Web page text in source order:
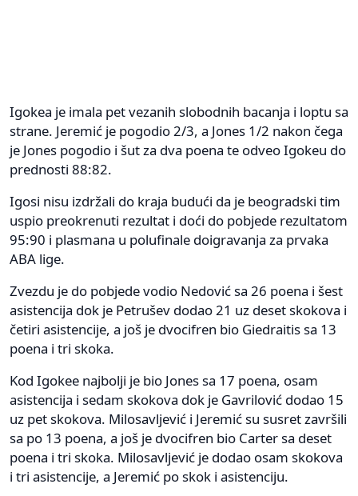
Igokea je imala pet vezanih slobodnih bacanja i loptu sa
strane. Jeremić je pogodio 2/3, a Jones 1/2 nakon čega
je Jones pogodio i šut za dva poena te odveo Igokeu do
prednosti 88:82.
Igosi nisu izdržali do kraja budući da je beogradski tim
uspio preokrenuti rezultat i doći do pobjede rezultatom
95:90 i plasmana u polufinale doigravanja za prvaka
ABA lige.
Zvezdu je do pobjede vodio Nedović sa 26 poena i šest
asistencija dok je Petrušev dodao 21 uz deset skokova i
četiri asistencije, a još je dvocifren bio Giedraitis sa 13
poena i tri skoka.
Kod Igokee najbolji je bio Jones sa 17 poena, osam
asistencija i sedam skokova dok je Gavrilović dodao 15
uz pet skokova. Milosavljević i Jeremić su susret završili
sa po 13 poena, a još je dvocifren bio Carter sa deset
poena i tri skoka. Milosavljević je dodao osam skokova
i tri asistencije, a Jeremić po skok i asistenciju.